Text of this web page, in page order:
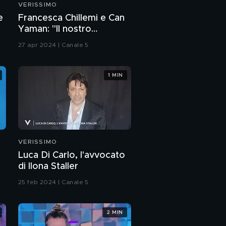
Da "Grande Fratello": la
Grande Fratello"
Romina e Marco
moglie Romina: "Il
nostro grande amore"
VERISSIMO
Francesca Chillemi e Can
Yaman: "Il nostro
rapporto sul set"
27 apr 2024 | Canale 5
VERISSIMO
Luca Di Carlo, l'avvocato
di Ilona Staller
25 feb 2024 | Canale 5
1 MIN
2 MIN